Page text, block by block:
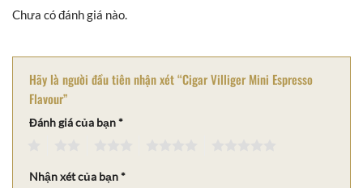
Chưa có đánh giá nào.
Hãy là người đầu tiên nhận xét “Cigar Villiger Mini Espresso
Flavour”
Đánh giá của bạn*
Nhận xét của bạn*